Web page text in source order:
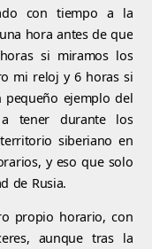
con tiempo a la
hora antes de que
si miramos los
mi reloj y 6 horas si
pequeño ejemplo del
tener durante los
siberiano en
y eso que solo
de Rusia.
propio horario, con
aunque tras la